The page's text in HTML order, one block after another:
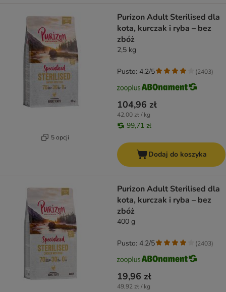
5 opcji
Purizon Adult Sterilised dla
kota, kurczak i ryba – bez
zbóż
2,5 kg
104,96 zł
42,00 zł / kg
99,71 zł
Pusto: 4.2/5 (2403)
Dodaj do koszyka
Purizon Adult Sterilised dla
kota, kurczak i ryba – bez
zbóż
400 g
19,96 zł
49,92 zł / kg
Pusto: 4.2/5 (2403)